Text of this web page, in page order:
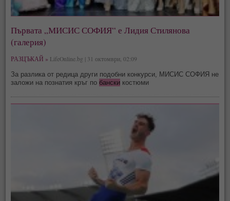
Първата „МИСИС СОФИЯ“ е Лидия Стилянова
(галерия)
РАЗЦЪКАЙ » LifeOnline.bg | 31 октомври, 02:09
За разлика от редица други подобни конкурси, МИСИС СОФИЯ не
заложи на познатия кръг по бански костюми